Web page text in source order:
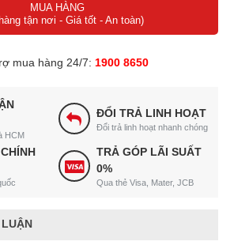
năng sấy tiện ích, phù hợp với nhiều điều
chế độ giặt phù hợp.
chức năng tự vệ sinh lồng giặt
MUA HÀNG
tận nơi - Giá tốt - An toàn)
mua hàng 24/7: 1900 8650
HCM
ĐỔI TRẢ LINH HOẠT
Đổi trả linh hoạt nhanh chóng
TRẢ GÓP LÃI SUẤT
0%
Qua thẻ Visa, Mater, JCB